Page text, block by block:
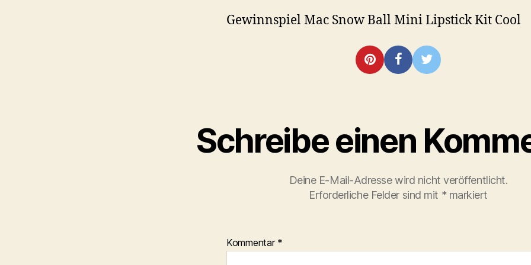
Gewinnspiel Mac Snow Ball Mini Lipstick Kit Cool
Schreibe einen
Deine E-Mail-Adresse wird nicht veröffentlicht.
Erforderliche Felder sind mit * markiert
Kommentar *